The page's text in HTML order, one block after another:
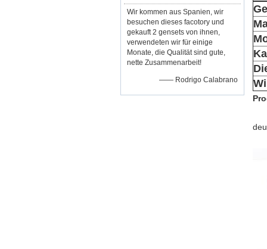
Wir kommen aus Spanien, wir
besuchen dieses facotory und
gekauft 2 gensets von ihnen,
verwendeten wir für einige
Monate, die Qualität sind gute,
nette Zusammenarbeit!
—— Rodrigo Calabrano